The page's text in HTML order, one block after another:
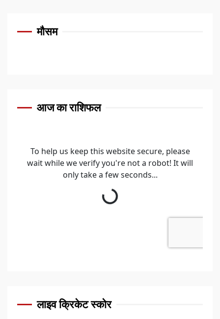
मौसम
आज का राशिफल
लाइव क्रिकेट स्कोर